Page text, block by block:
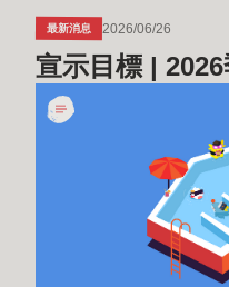
請
賽最新消息 2026/06/26
宣示目標 |
我
們